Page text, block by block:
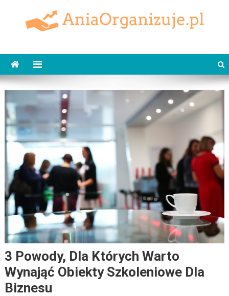
3 Powody, Dla Których Warto
Wynająć Obiekty Szkoleniowe Dla
Biznesu